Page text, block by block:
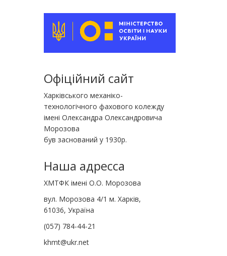
Офіційний сайт
Харківського механіко-
технологічного фахового колежду
імені Олександра Олександровича
Морозова
був заснований у 1930р.
Наша адресса
ХМТФК імені О.О. Морозова
вул. Морозова 4/1 м. Харків,
61036, Україна
(057) 784-44-21
khmt@ukr.net